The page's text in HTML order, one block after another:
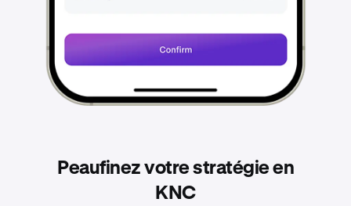
Peaufinez votre stratégie en
KNC